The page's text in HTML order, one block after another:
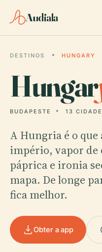
Audiala
DESTINOS HUNGARY
Hungar
BUDAPESTE 13
A Hungria é o
império, vapor de
páprica e ironia
mapa. De longe
fica melhor.
Obter a app